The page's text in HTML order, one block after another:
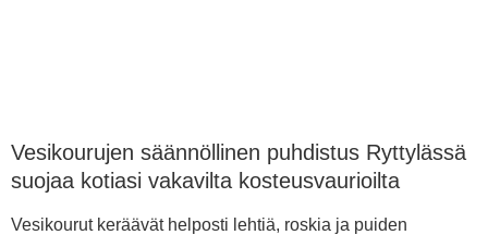
Vesikourujen säännöllinen puhdistus Ryttylässä
suojaa kotiasi vakavilta kosteusvaurioilta
Vesikourut keräävät helposti lehtiä, roskia ja puiden